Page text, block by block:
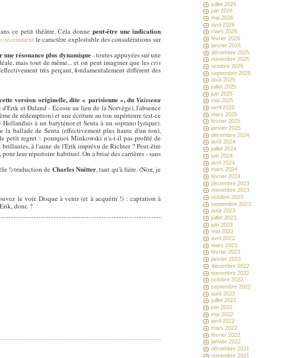
ce petit théâtre. Cela donne peut-être une indication
récemmentle caractère exploitable des considérations sur
résonance plus dynamique- toutes appuyées sur une
mais tout de même... et on peut imaginer que lescris
très perçant, fondamentalement différent des
version originelle, dite « parisienne », du Vaisseau
et Daland - Écosse au lieu de la Norvège), l'absence
de rédemption) et une écriture au ton supérieure (est-ce
à un baryténor et Senta à un soprano lyrique).
la ballade de Senta (effectivement plus haute d'un ton),
petit regret : pourquoi Minkowski n'a-t-il pas profité de
brillantes, à l'aune de l'Erik imprévu de Richter ? Peut-être
leur répertoire habituel. On a brisé des carrières - sans
!) traduction de Charles Nuitter, tant qu'à faire. (Non, je
le voir. Disque à venir (et à acquérir !) : captation à
donc ?
juillet 2026
juin 2026
mai 2026
avril 2026
mars 2026
février 2026
janvier 2026
décembre 2025
novembre 2025
octobre 2025
septembre 2025
août 2025
juillet 2025
juin 2025
mai 2025
avril 2025
mars 2025
février 2025
janvier 2025
décembre 2024
août 2024
juillet 2024
juin 2024
avril 2024
mars 2024
février 2024
décembre 2023
novembre 2023
octobre 2023
septembre 2023
août 2023
juillet 2023
juin 2023
mai 2023
avril 2023
mars 2023
février 2023
janvier 2023
décembre 2022
novembre 2022
octobre 2022
septembre 2022
août 2022
juillet 2022
juin 2022
mai 2022
avril 2022
mars 2022
février 2022
janvier 2022
décembre 2021
novembre 2021